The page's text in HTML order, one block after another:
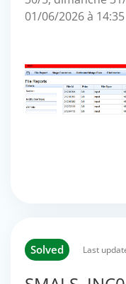
01/06/2026 à 14:35
Solved Last